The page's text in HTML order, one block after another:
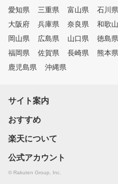
愛知県
三重県 富山県 石川県
大阪府
兵庫県 奈良県 和歌
岡山県
広島県 山口県 徳島県
福岡県
佐賀県 長崎県 熊本県
鹿児島県
沖縄県
サイト案内
おすすめ
楽天について
公式アカウント
© Rakuten Group, Inc.